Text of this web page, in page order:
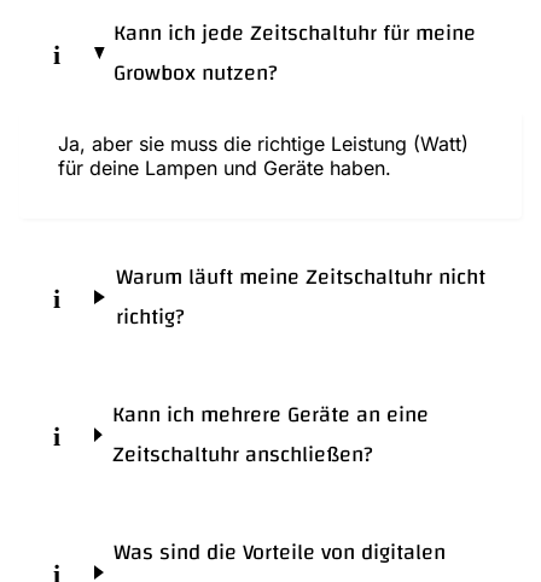
Kann ich jede Zeitschaltuhr für meine
Growbox nutzen?
Ja, aber sie muss die richtige Leistung (Watt)
für deine Lampen und Geräte haben.
Warum läuft meine Zeitschaltuhr nicht
richtig?
Kann ich mehrere Geräte an eine
Zeitschaltuhr anschließen?
Was sind die Vorteile von digitalen